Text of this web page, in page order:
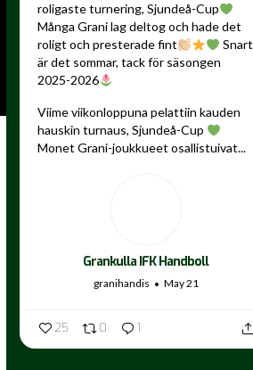
roligaste turnering, Sjundeå-Cup
Många Grani lag deltog och hade det
roligt och presterade fint
Snart
är det sommar, tack för säsongen
2025-2026
Viime viikonloppuna pelattiin kauden
hauskin turnaus, Sjundeå-Cup
Monet Grani-joukkueet osallistuivat...
Grankulla IFK Handboll
granihandis May 21
25 0 1